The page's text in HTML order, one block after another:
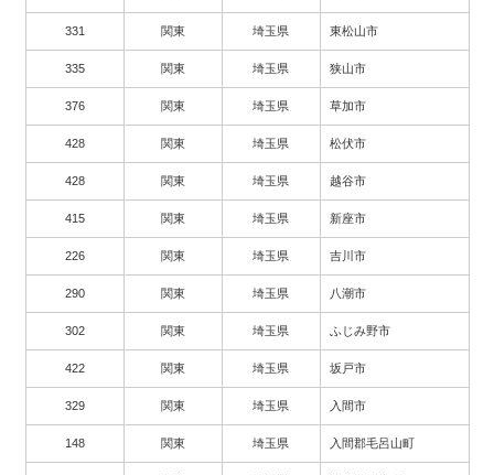
331 関東 埼玉県 東松山市
335 関東 埼玉県 狭山市
376 関東 埼玉県 草加市
428 関東 埼玉県 松伏市
428 関東 埼玉県 越谷市
415 関東 埼玉県 新座市
226 関東 埼玉県 吉川市
290 関東 埼玉県 八潮市
302 関東 埼玉県 ふじみ野市
422 関東 埼玉県 坂戸市
329 関東 埼玉県 入間市
148 関東 埼玉県 入間郡毛呂山町